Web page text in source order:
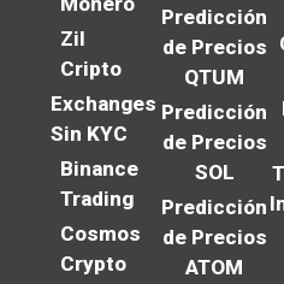
Zil
Cripto
Exchanges
Sin KYC
Binance
Trading
Cosmos
Crypto
Predicción
de Precios
QTUM
Predicción
de Precios
SOL
Predicción
de Precios
ATOM